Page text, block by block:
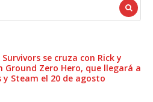
se cruza con Rick y
Ground Zero Hero, que llegará a
y Steam el 20 de agosto